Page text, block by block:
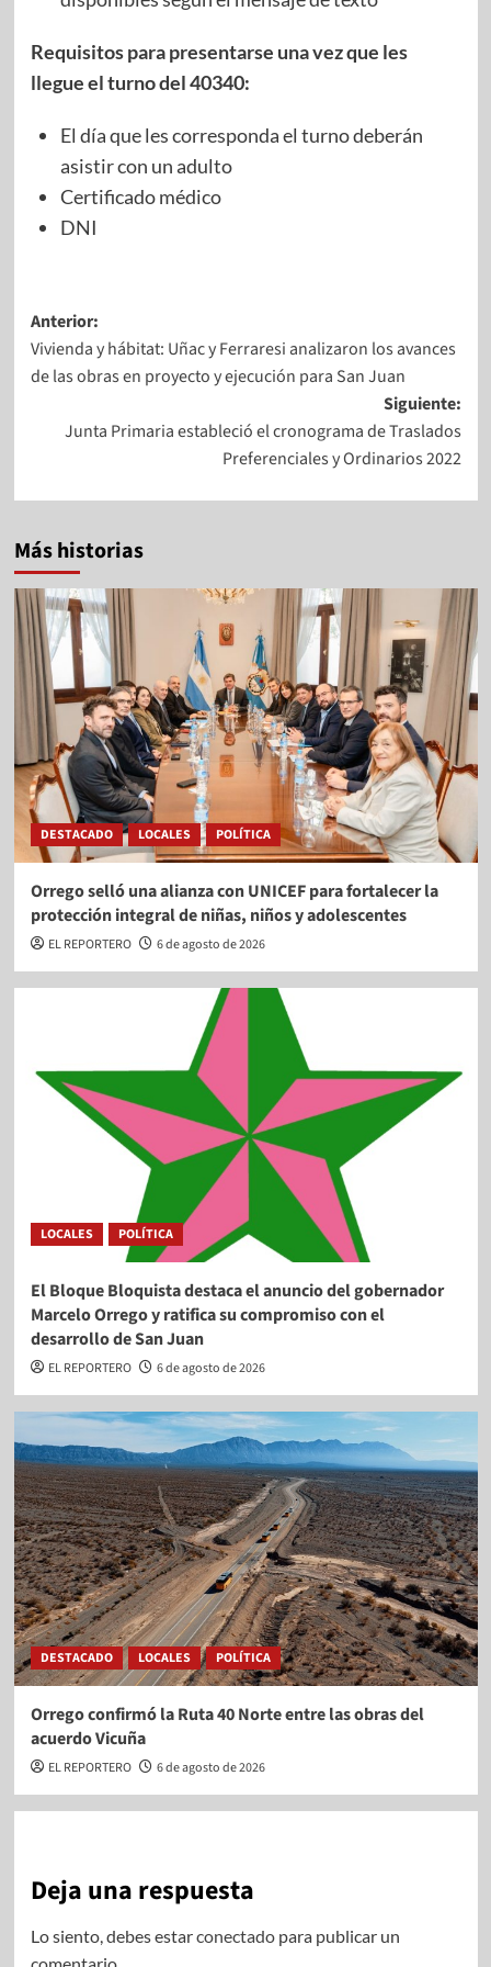
Requisitos para presentarse una vez que les
llegue el turno del 40340:
El día que les corresponda el turno deberán
asistir con un adulto
Certificado médico
DNI
Anterior:
Vivienda y hábitat: Uñac y Ferraresi analizaron los avances
de las obras en proyecto y ejecución para San Juan
Siguiente:
Junta Primaria estableció el cronograma de Traslados
Preferenciales y Ordinarios 2022
Más historias
DESTACADO LOCALES POLÍTICA
Orrego selló una alianza con UNICEF para fortalecer la
protección integral de niñas, niños y adolescentes
EL REPORTERO 6 de agosto de 2026
LOCALES POLÍTICA
El Bloque Bloquista destaca el anuncio del gobernador
Marcelo Orrego y ratifica su compromiso con el
desarrollo de San Juan
EL REPORTERO 6 de agosto de 2026
DESTACADO LOCALES POLÍTICA
Orrego confirmó la Ruta 40 Norte entre las obras del
acuerdo Vicuña
EL REPORTERO 6 de agosto de 2026
Deja una respuesta
Lo siento, debes estarconectadopara publicar un
comentario.